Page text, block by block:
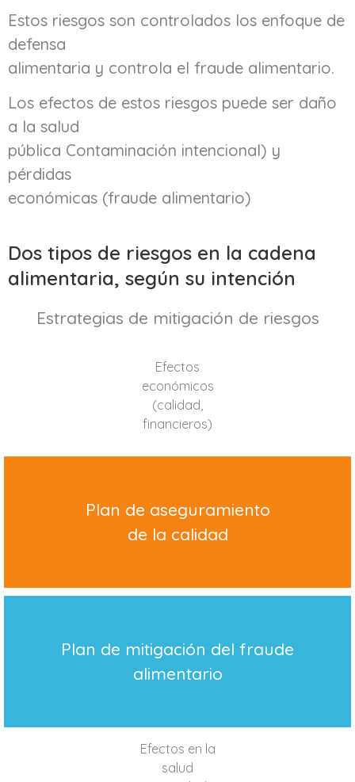
Estos riesgos son controlados los enfoque de
defensa
alimentaria y controla el fraude alimentario.
Los efectos de estos riesgos puede ser daño
a la salud
pública Contaminación intencional) y
pérdidas
económicas (fraude alimentario)
Dos tipos de riesgos en la cadena
alimentaria, según su intención
Estrategias de mitigación de riesgos
Efectos
económicos
(calidad,
financieros)
Plan de aseguramiento
de la calidad
Plan de mitigación del fraude
alimentario
Efectos en la
salud